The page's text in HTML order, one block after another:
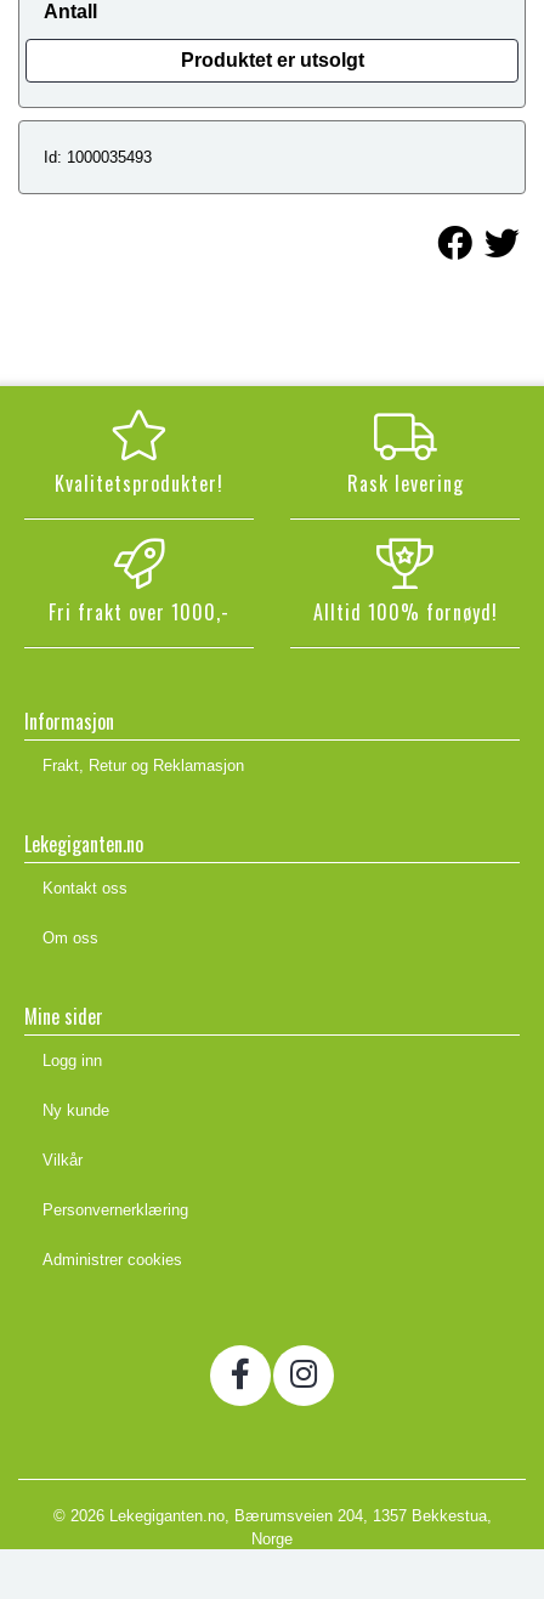
Antall
Produktet er utsolgt
Id: 1000035493
Kvalitetsprodukter! Rask levering
Fri frakt over 1000,- Alltid 100% fornøyd!
Informasjon
Frakt, Retur og Reklamasjon
Lekegiganten.no
Kontakt oss
Om oss
Mine sider
Logg inn
Ny kunde
Vilkår
Personvernerklæring
Administrer cookies
© 2026 Lekegiganten.no, Bærumsveien 204, 1357 Bekkestua,
Norge